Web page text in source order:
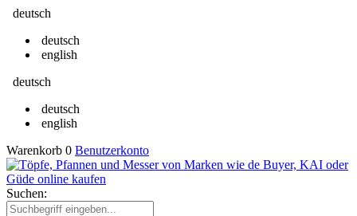
deutsch
deutsch
english
deutsch
deutsch
english
Warenkorb 0 Benutzerkonto
Suchen: